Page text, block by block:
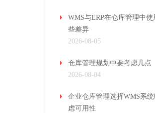
WMS与ERP在仓库管理中使
些差异
2026-08-05
仓库管理规划中要考虑几点
2026-08-04
企业仓库管理选择WMS系
虑可用性